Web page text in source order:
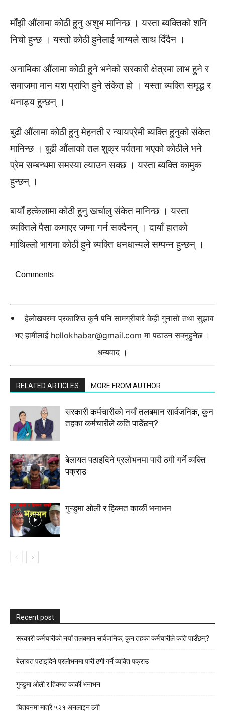
माँझी औंलामा कोठी हुनु अशुभ मानिन्छ । यस्ता ब्यक्तिको शनि
निचो हुन्छ । यस्तो कोठी हुनेलाई भाग्यले साथ दिँदैन ।
अनामिका औंलामा कोठी हुने भनेको सरकारी क्षेत्रमा लाभ हुने र
समाजमा मान यश प्राप्ति हुने संकेत हो । यस्ता ब्यक्ति समृद्ध र
धनाड्य हुन्छन् ।
बुढी औंलामा कोठी हुनु मेहनती र न्यायप्रेमी ब्यक्ति हुनुको संकेत
मानिन्छ । बुढी औंलाको तल शुक्र पर्वतमा भएको कोठीले भने
प्रेम सम्बन्धमा समस्या ल्याउन सक्छ । यस्ता ब्यक्ति कामुक
हुन्छन् ।
बायाँ हत्केलामा कोठी हुनु खर्चालु संकेत मानिन्छ । यस्ता
ब्यक्तिले पैसा कमाएर जम्मा गर्न सक्दैनन् । दायाँ हातको
माथिल्लो भागमा कोठी हुने ब्यक्ति धनधान्यले सम्पन्न हुन्छन् ।
Comments
हेलोखबरमा प्रकाशित कुनै पनि सामग्रीबारे केही गुनासो तथा सुझाव
भए हामीलाई hellokhabar@gmail.com मा पठाउन सक्नुहुनेछ ।
धन्यवाद ।
RELATED ARTICLES MORE FROM AUTHOR
सरकारी कर्मचारीकाे नयाँ तलबमान सार्वजनिक, कुन
तहका कर्मचारीले कति पाउँछन्?
बेलायत पठाइदिने प्रलाेभनमा पारी ठगी गर्ने व्यक्ति
पक्राउ
गुन्डुमा ओली र हिक्मत कार्की भनाभन
Recent post
सरकारी कर्मचारीकाे नयाँ तलबमान सार्वजनिक, कुन तहका कर्मचारीले कति पाउँछन्?
बेलायत पठाइदिने प्रलाेभनमा पारी ठगी गर्ने व्यक्ति पक्राउ
गुन्डुमा ओली र हिक्मत कार्की भनाभन
चितवनमा मात्रै ५२१ अनलाइन ठगी